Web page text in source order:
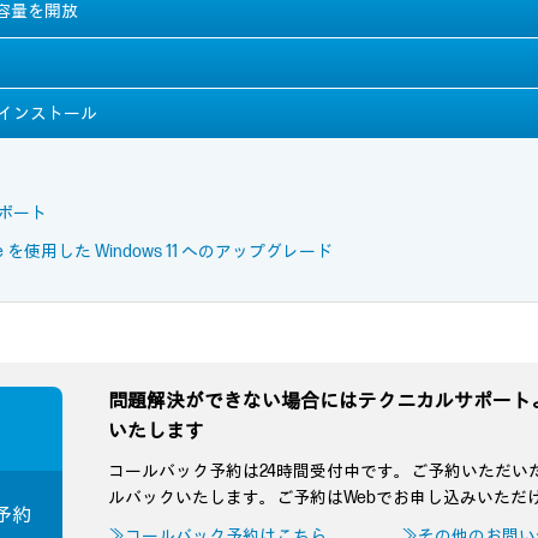
量を開放
ンストール
ート
を使用した Windows 11 へのアップグレード
約
問題解決ができない場合にはテクニカルサポー
いたします
コールバック予約は24時間受付中です。ご予約いただい
ルバックいたします。ご予約はWebでお申し込みいただ